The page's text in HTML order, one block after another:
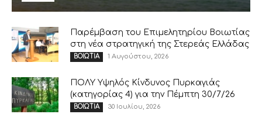
Παρέμβαση του Επιμελητηρίου Βοιωτίας
στη νέα στρατηγική της Στερεάς Ελλάδας
ΒΟΙΩΤΙΑ 1 Αυγούστου, 2026
ΠΟΛΥ Υψηλός Κίνδυνος Πυρκαγιάς
(κατηγορίας 4) για την Πέμπτη 30/7/26
ΒΟΙΩΤΙΑ 30 Ιουλίου, 2026